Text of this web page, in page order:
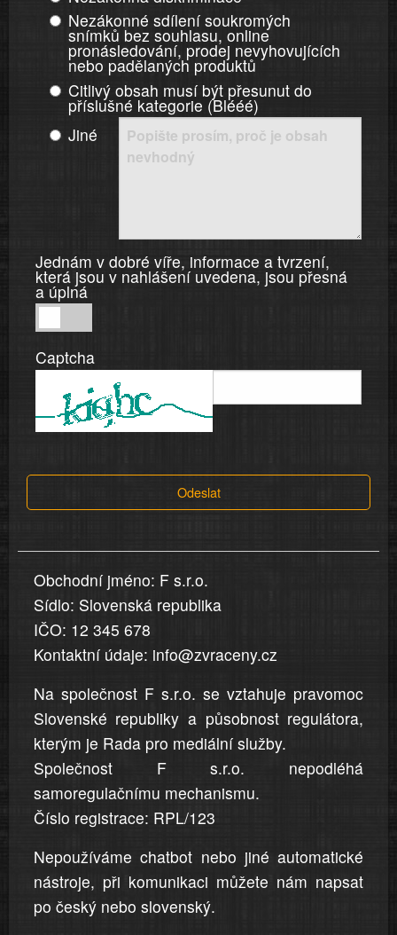
Nezákonné sdílení soukromých
snímků bez souhlasu, online
pronásledování, prodej nevyhovujících
nebo padělaných produktů
Citlivý obsah musí být přesunut do
příslušné kategorie (Blééé)
Jiné
Jednám v dobré víře, informace a tvrzení,
která jsou v nahlášení uvedena, jsou přesná
a úplná
v
dobré
informace
v
jsou
přesná
a
úplná
Captcha
Odeslat
Obchodní jméno: F s.r.o.
Sídlo: Slovenská republika
IČO: 12 345 678
Kontaktní údaje: info@zvraceny.cz
Na společnost F s.r.o. se vztahuje pravomoc
Slovenské republiky a působnost regulátora,
kterým je Rada pro mediální služby.
Společnost F s.r.o. nepodléhá
samoregulačnímu mechanismu.
Číslo registrace: RPL/123
Nepoužíváme chatbot nebo jiné automatické
nástroje, při komunikaci můžete nám napsat
po český nebo slovenský.